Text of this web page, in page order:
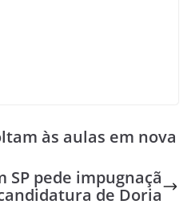
às aulas em nova
SP pede impugnaçã
de Doria